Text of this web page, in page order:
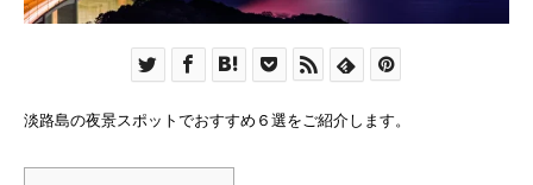
淡路島の夜景スポットでおすすめ６選をご紹介します。